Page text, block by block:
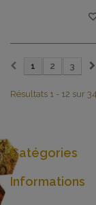
1 2 3
Résultats 1 - 12 sur
Catégories
Informations